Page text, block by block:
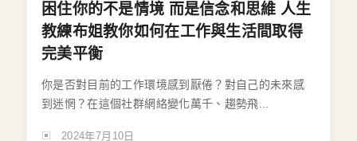
困住你的不是情境 而是信念和思維 人生
教練布姐教你如何在工作與生活間取得
完美平衡
你是否對目前的工作環境感到厭倦？對自己的未來感
到迷惘？在這個社群網絡變化萬千、趨勢飛...
2024年7月10日